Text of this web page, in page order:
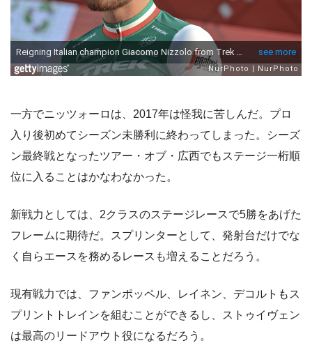
一方でニッツォーロは、2017年は怪我に苦しんだ。プロ
入り後初めてシーズン未勝利に終わってしまった。シーズ
ン最終戦となったツアー・オブ・広西でもステージ一桁順
位に入ることはかなわなかった。
新戦力としては、2クラスのステージレースで5勝をあげた
フレームに期待だ。スプリンターとして、発射台だけでな
く自らエースを務めるレースも増えることだろう。
現有戦力では、ファンポッペル、レイネン、デコルトもス
プリントトレインを組むことができるし、ストゥイヴェン
は最高のリードアウト役になるだろう。